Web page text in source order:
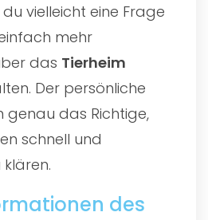
vielleicht eine Frage
mehr
das Tierheim
Der persönliche
genau das Richtige,
schnell und
des